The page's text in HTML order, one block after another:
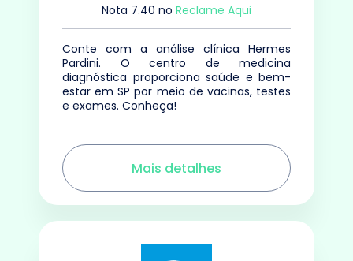
Nota 7.40 no Reclame Aqui
Conte com a análise clínica Hermes
Pardini. O centro de medicina
diagnóstica proporciona saúde e bem-
estar em SP por meio de vacinas, testes
e exames. Conheça!
Mais detalhes